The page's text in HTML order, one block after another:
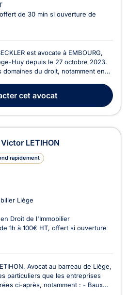
de 30 min si ouverture de
est avocate à EMBOURG,
Huy depuis le 27 octobre 2023.
domaines du droit, notamment en
Commerciaux, Recouvrement de
d’exécution,...
cet avocat
LETIHON
rapidement
Liège
Droit de l'Immobilier
1h à 100€ HT, offert si ouverture
Avocat au barreau de Liège,
particuliers que les entreprises
ci-après, notamment : - Baux